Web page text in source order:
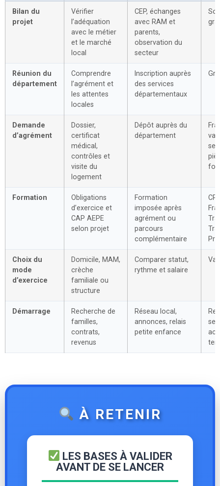
Bilan du
projet
Vérifier
l’adéquation
avec le métier
et le marché
local
CEP, échanges
avec RAM et
parents,
observation du
secteur
Réunion du
département
Comprendre
l’agrément et
les attentes
locales
Inscription auprès
des services
départementaux
Demande
d’agrément
Dossier,
certificat
médical,
contrôles et
visite du
logement
Dépôt auprès du
département
Formation
Obligations
d’exercice et
CAP AEPE
selon projet
Formation
imposée après
agrément ou
parcours
complémentaire
Pro
Choix du
mode
d’exercice
Domicile, MAM,
crèche
familiale ou
structure
Comparer statut,
rythme et salaire
Démarrage
Recherche de
familles,
contrats,
revenus
Réseau local,
annonces, relais
petite enfance
À RETENIR
LES BASES À VALIDER
AVANT DE SE LANCER